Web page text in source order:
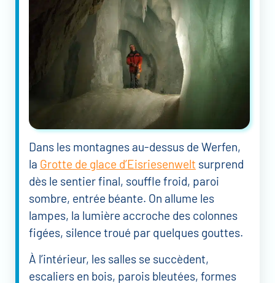
Dans les montagnes au-dessus de Werfen,
la Grotte de glace d’Eisriesenwelt surprend
dès le sentier final, souffle froid, paroi
sombre, entrée béante. On allume les
lampes, la lumière accroche des colonnes
figées, silence troué par quelques gouttes.
À l’intérieur, les salles se succèdent,
escaliers en bois, parois bleutées, formes